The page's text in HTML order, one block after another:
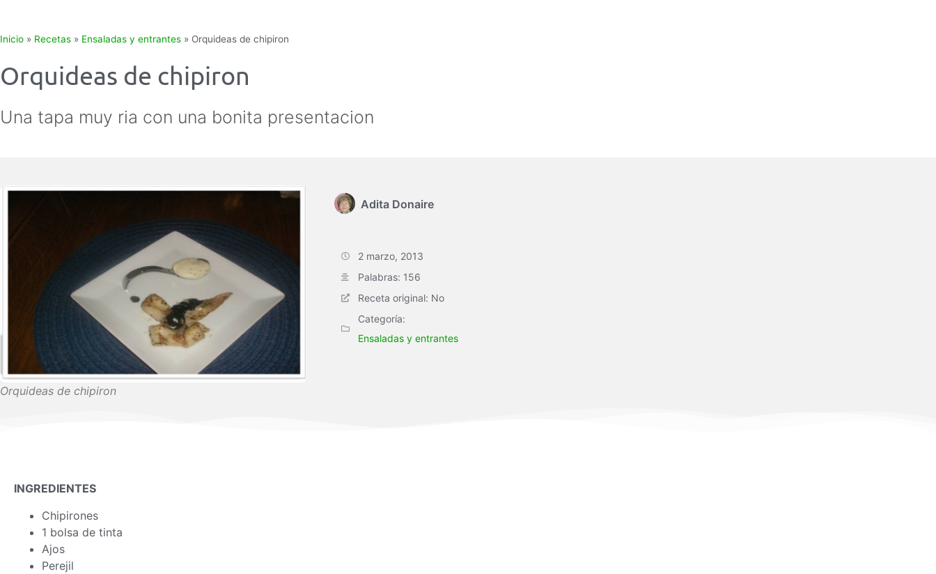
Inicio » Recetas » Ensaladas y entrantes » Orquideas de chipiron
Orquideas de chipiron
Una tapa muy ria con una bonita presentacion
Orquideas de chipiron
Adita Donaire
2 marzo, 2013
Palabras: 156
Receta original: No
Categoría:
Ensaladas y entrantes
INGREDIENTES
Chipirones
1 bolsa de tinta
Ajos
Perejil